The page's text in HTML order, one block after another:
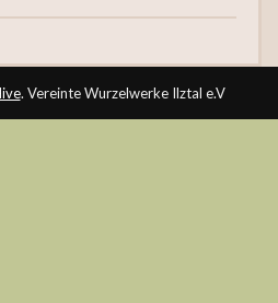
. Vereinte Wurzelwerke Ilztal e.V